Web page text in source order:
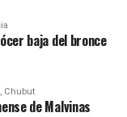
baja del bronce
Chubut
de Malvinas